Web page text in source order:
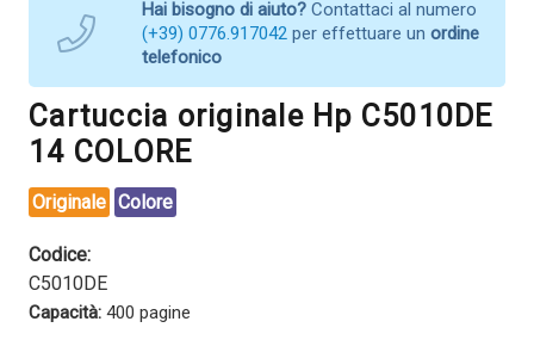
Hai bisogno di aiuto? Contattaci al numero
(+39) 0776.917042 per effettuare un ordine
telefonico
Cartuccia originale Hp C5010DE
14 COLORE
Originale Colore
Codice:
C5010DE
Capacità: 400 pagine